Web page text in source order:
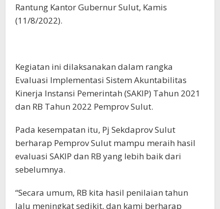
Rantung Kantor Gubernur Sulut, Kamis
(11/8/2022).
Kegiatan ini dilaksanakan dalam rangka
Evaluasi Implementasi Sistem Akuntabilitas
Kinerja Instansi Pemerintah (SAKIP) Tahun 2021
dan RB Tahun 2022 Pemprov Sulut.
Pada kesempatan itu, Pj Sekdaprov Sulut
berharap Pemprov Sulut mampu meraih hasil
evaluasi SAKIP dan RB yang lebih baik dari
sebelumnya.
“Secara umum, RB kita hasil penilaian tahun
lalu meningkat sedikit, dan kami berharap